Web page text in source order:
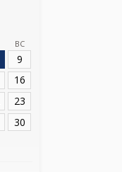
ВС
9
16
23
30